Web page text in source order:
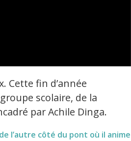
Cette fin d’année
scolaire, de la
par Achile Dinga.
l’autre côté du pont où il anime